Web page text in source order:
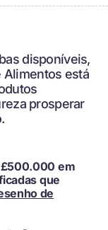
disponíveis,
Alimentos está
prosperar
£500.000 em
que
de